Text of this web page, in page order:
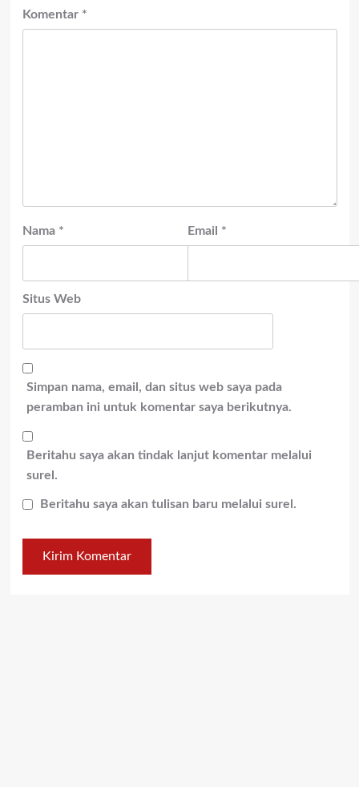
Komentar *
Nama * Email *
Situs Web
Simpan nama, email, dan situs web saya pada
peramban ini untuk komentar saya berikutnya.
Beritahu saya akan tindak lanjut komentar melalui
surel.
Beritahu saya akan tulisan baru melalui surel.